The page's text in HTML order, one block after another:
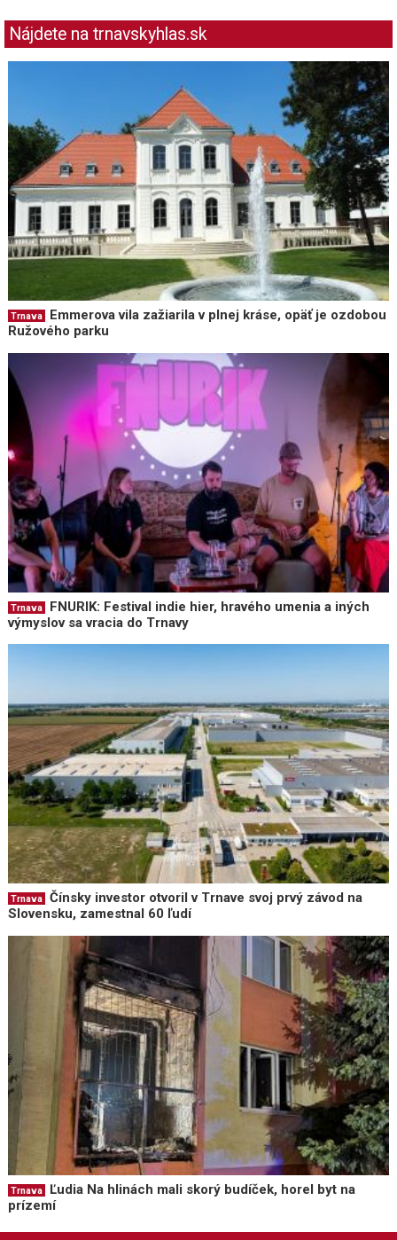
Nájdete na trnavskyhlas.sk
Trnava
Emmerova vila zažiarila v plnej kráse, opäť je ozdobou
Ružového parku
Trnava
FNURIK: Festival indie hier, hravého umenia a iných
výmyslov sa vracia do Trnavy
Trnava
Čínsky investor otvoril v Trnave svoj prvý závod na
Slovensku, zamestnal 60 ľudí
Trnava
Ľudia Na hlinách mali skorý budíček, horel byt na
prízemí